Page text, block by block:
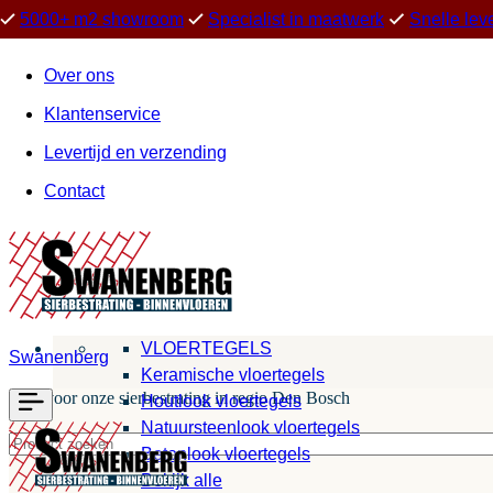
5000+ m2 showroom Specialist in maatwerk Snelle
Over ons
Klantenservice
Levertijd en verzending
Contact
Swanenberg
Kies voor onze sierbestrating in regio Den Bosch
VLOERTEGELS
Keramische vloertegels
Houtlook vloertegels
Natuursteenlook vloertegels
Betonlook vloertegels
Bekijk alle